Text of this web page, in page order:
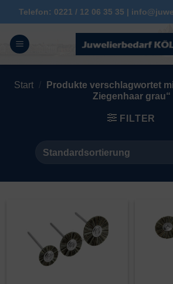
Zum
Inhalt
springen
Telefon: 0221 / 12 06 35 35 |
Start /
Produkte verschlagwortet
Ziegenhaar grau“
FILTER